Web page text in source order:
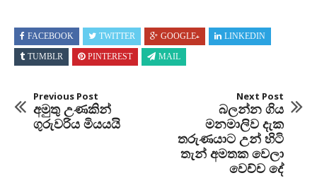
FACEBOOK TWITTER GOOGLE+ LINKEDIN
TUMBLR PINTEREST MAIL
Previous Post
අමුතු උණකින්
ගුරුවරිය මියයයි
Next Post
බලන්න ගිය
මනමාලිව දැක
තරුණයාට උන් හිටි
තැන් අමතක වෙලා
වෙච්ච දේ